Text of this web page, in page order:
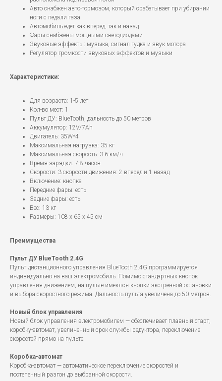
Авто снабжен авто-тормозом, который срабатывает при убирании
ноги с педали газа
Автомобиль едет как вперед, так и назад
Фары снабжены мощными светодиодами
Звуковые эффекты: музыка, сигнал гудка и звук мотора
Регулятор громкости звуковых эффектов и музыки
Характеристики:
Для возраста: 1-5 лет
Кол-во мест: 1
Пульт ДУ: BlueTooth, дальность до 50 метров
Аккумулятор: 12V/7Ah
Двигатель: 35W*4
Максимальная нагрузка: 35 кг
Максимальная скорость: 3-6 км/ч
Время зарядки: 7-8 часов
Скорости: 3 скорости движения: 2 вперед и 1 назад
Включение: кнопка
Передние фары: есть
Задние фары: есть
Вес: 13 кг
Размеры: 108 х 65 х 45 см
Преимущества
Пульт ДУ BlueTooth 2.4G
Пульт дистанционного управления BlueTooth 2.4G программируется
индивидуально на ваш электромобиль. Помимо стандартных кнопок
управления движением, на пульте имеются кнопки экстренной остановки
и выбора скоростного режима. Дальность пульта увеличена до 50 метров.
Новый блок управления
Новый блок управления электромобилем — обеспечивает плавный старт,
коробку-автомат, увеличенный срок службы редуктора, переключение
скоростей прямо на пульте.
Коробка-автомат
Коробка-автомат — автоматическое переключение скоростей и
постепенный разгон до выбранной скорости.